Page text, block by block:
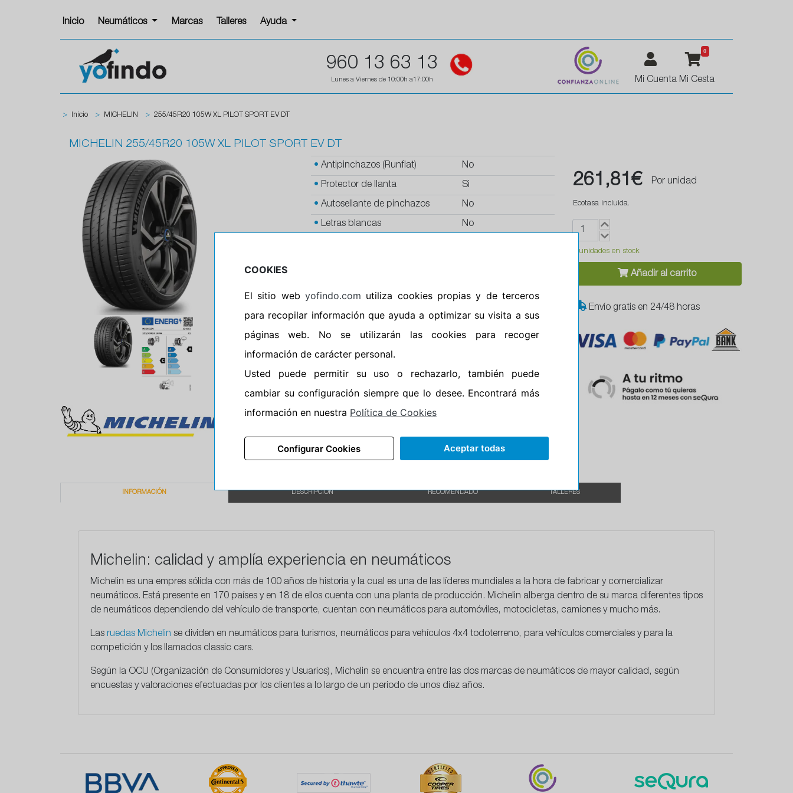
Inicio Neumáticos Marcas Talleres Ayuda
960 13 63 13
Lunes a Viernes de 10:00h a17:00h Mi Cuenta
0
Mi Cesta
> Inicio > MICHELIN > 255/45R20 105W XL PILOT SPORT EV DT
MICHELIN 255/45R20 105W XL PILOT SPORT EV DT
• Antipinchazos (Runflat) No
• Protector de llanta Si
• Autosellante de pinchazos No
• Letras blancas No
• No
•Calidad PREMIUM
P.O.R. No
•Oportunidad
•Etiqueta energética Información Eprel
261,81€ Por unidad
Ecotasa incluida.
4 unidades en stock
Añadir al carrito
Envío gratis en 24/48 horas
INFORMACIÓN DESCRIPCIÓN RECOMENDADO TALLERES
Michelin: calidad y amplía experiencia en neumáticos
Michelin es una empres sólida con más de 100 años de historia y la cual es una de las líderes mundiales a la hora de fabricar y comercializar
neumáticos. Está presente en 170 países y en 18 de ellos cuenta con una planta de producción. Michelin alberga dentro de su marca diferentes tipos
de neumáticos dependiendo del vehículo de transporte, cuentan con neumáticos para automóviles, motocicletas, camiones y mucho más.
Las ruedas Michelin se dividen en neumáticos para turismos, neumáticos para vehículos 4x4 todoterreno, para vehículos comerciales y para la
competición y los llamados classic cars.
Según la OCU (Organización de Consumidores y Usuarios), Michelin se encuentra entre las dos marcas de neumáticos de mayor calidad, según
encuestas y valoraciones efectuadas por los clientes a lo largo de un periodo de unos diez años.
COOKIES
El sitio web yofindo.com utiliza cookies propias y de terceros
para recopilar información que ayuda a optimizar su visita a sus
páginas web. No se utilizarán las cookies para recoger
información de carácter personal.
Usted puede permitir su uso o rechazarlo, también puede
cambiar su configuración siempre que lo desee. Encontrará más
información en nuestra Política de Cookies
Configurar Cookies Aceptar todas